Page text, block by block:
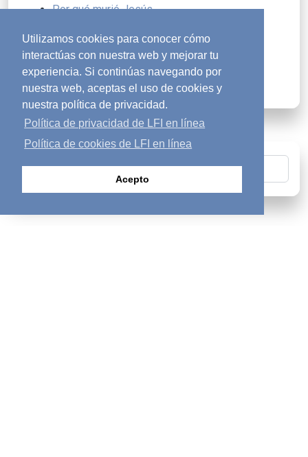
Utilizamos cookies para conocer cómo
interactúas con nuestra web y mejorar tu
experiencia. Si continúas navegando por
nuestra web, aceptas el uso de cookies y
nuestra política de privacidad.
Política de privacidad de LFI en línea
Política de cookies de LFI en línea
Acepto
Por qué murió Jesús
Resiliencia en el otoño de la vida
Boda y vino
Se recibió gratuitamente y así se entregó
Buscar